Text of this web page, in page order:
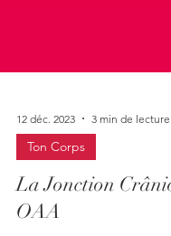
12 déc. 2023 3 min de lecture
Ton Corps